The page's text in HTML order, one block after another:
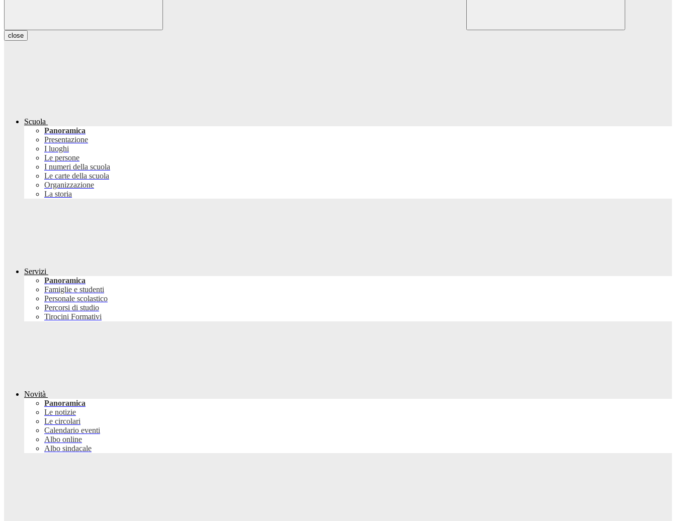
close
Scuola
Panoramica
Presentazione
I luoghi
Le persone
I numeri della scuola
Le carte della scuola
Organizzazione
La storia
Servizi
Panoramica
Famiglie e studenti
Personale scolastico
Percorsi di studio
Tirocini Formativi
Novità
Panoramica
Le notizie
Le circolari
Calendario eventi
Albo online
Albo sindacale